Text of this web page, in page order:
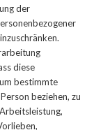
der
diese
bestimmte
beziehen, zu